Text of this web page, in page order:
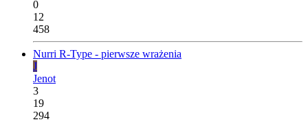
0
12
458
Nurri R-Type - pierwsze wrażenia
J
Jenot
3
19
294